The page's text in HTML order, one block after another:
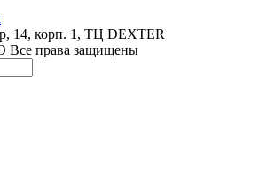
14, корп. 1, ТЦ DEXTER
Все права защищены